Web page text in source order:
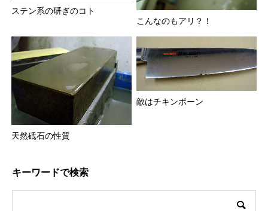
ステン系の研ぎのコト
こんなのもアリ？！
天然砥石の性質
敵はチキンボーン
キーワードで検索